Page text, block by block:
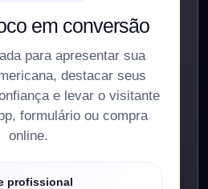
em conversão
para apresentar sua
destacar seus
e levar o visitante
formulário ou compra
online.
profissional